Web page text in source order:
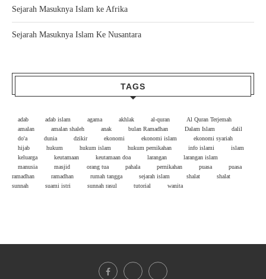
Sejarah Masuknya Islam ke Afrika
Sejarah Masuknya Islam Ke Nusantara
TAGS
adab adab islam agama akhlak al-quran
Al Quran Terjemah
amalan
amalan shaleh anak bulan Ramadhan Dalam Islam
dalil
do'a
dunia dzikir ekonomi ekonomi islam
ekonomi syariah
hijab
hukum hukum islam hukum pernikahan info islami
islam
keluarga
keutamaan keutamaan doa larangan
larangan islam
manusia
masjid orang tua pahala pernikahan puasa
puasa
ramadhan
ramadhan rumah tangga sejarah islam shalat
shalat
sunnah
suami istri sunnah rasul tutorial wanita